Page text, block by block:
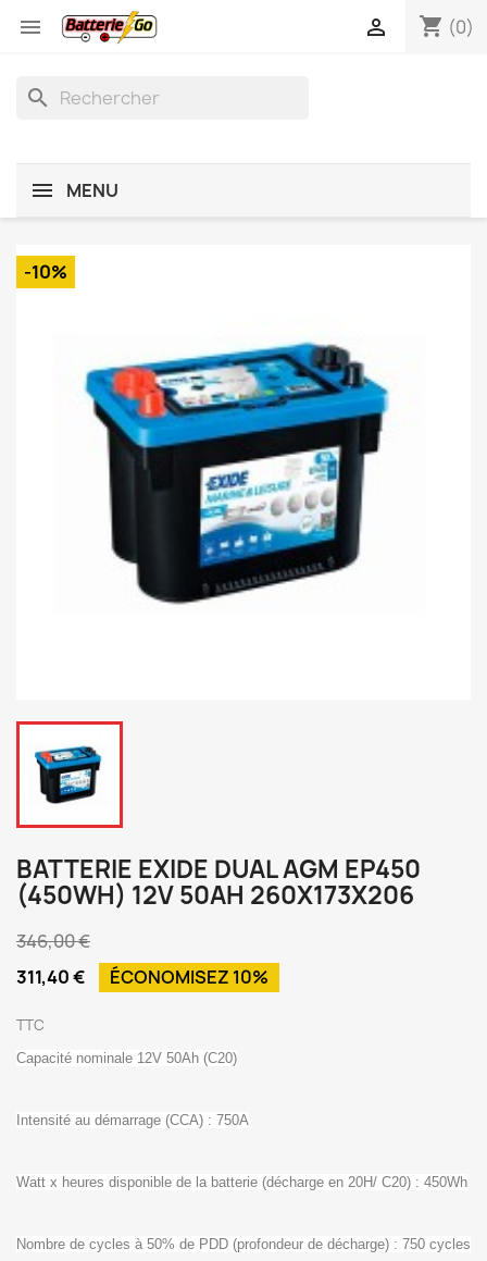
 shopping_cart (0)

search
MENU
-10%
BATTERIE EXIDE DUAL AGM EP450
(450WH) 12V 50AH 260X173X206
346,00 €
311,40 €
ÉCONOMISEZ 10%
TTC
Capacité nominale 12V 50Ah (C20)
Intensité au démarrage (CCA) : 750A
Watt x heures disponible de la batterie (décharge en 20H/ C20) : 450Wh
Nombre de cycles à 50% de PDD (profondeur de décharge) : 750 cycles